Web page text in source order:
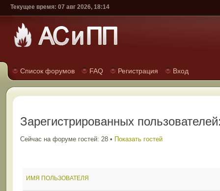
Текущее время: 07 авг 2026, 18:14
Список форумов FAQ Регистрация Вход
Зарегистрированных
Сейчас на форуме гостей: 28 • Показать гостей
ИМЯ ПОЛЬЗОВАТЕЛЯ